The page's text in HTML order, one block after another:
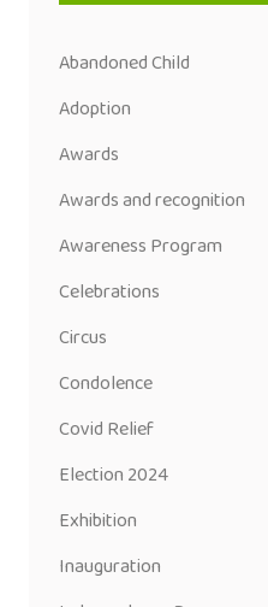
Abandoned Child
Adoption
Awards
Awards and recognition
Awareness Program
Celebrations
Circus
Condolence
Covid Relief
Election 2024
Exhibition
Inauguration